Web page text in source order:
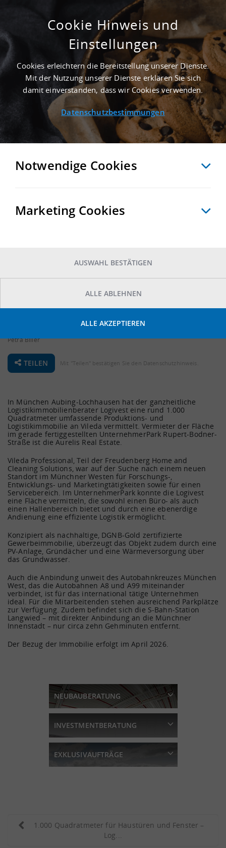
NEWS
Startseite
Neuer Standort im Münchner Westen – Logivest vermittelt
Logistikimmobilie an Vileda
NEUER STANDORT IM MÜNCHNER
WESTEN – LOGIVEST VERMITTELT
LOGISTIKIMMOBILIE AN VILEDA
Petra Biller
Mit "Teilen" bestätigen Sie den Datenschutzhinweis.
TEILEN
In München Aubing-Lochhausen hat der ganzheitliche
Logistikimmobilienberater Logivest eine rund 1.000
Quadratmeter umfassende Produktions- und
Logistikimmobilie an Vileda vermittelt. Vermieter der Fläche
im gerade fertiggestellten UnternehmerPark Rupert-Bodner-
Straße ist die Aurelis Real Estate.
Vileda Professional, Teil der Freudenberg Home and
Cleaning Solutions, war auf der Suche nach einem neuen
Standort im Münchner Westen für Forschungs-,
Entwicklungs- und Marketingtätigkeiten sowie für einen
Servicebereich. Im UnternehmerPark konnte die Logivest
eine Fläche vermitteln, die sowohl einen Büro- als auch
einen Hallenbereich bietet und durch eine ebenerdige
Andienung eine effiziente Logistik ermöglicht.
Konzipiert als nachhaltige, DGNB-Gold zertifizierte
Gewerbeimmobilie, überzeugt das Objekt zudem durch eine
PV-Anlage, Gründächer und eine Wärmeversorgung über
das Grundwasser.
Auch die Anbindung unweit des Autobahnkreuzes München
West, das die Autobahnen A8 und A99 miteinander
verbindet, ist für das international tätige Unternehmen
ideal. Für die Mitarbeitenden stehen ausreichend Parkplätze
zur Verfügung. Zudem befindet sich die S-Bahn-Station
Langwied – mit direkter Anbindung an die Münchner
Innenstadt – nur circa zehn Gehminuten entfernt.
Der Bezug der Immobilie erfolgt im April 2026.
Wir begleiten den Bau von
Logistikimmobilien, Lager-
und Gewerbehallen. Von der
Schlüsselübergabe. Wir
NEUBAUBERATUNG
Bauherr von
für Logistikimmobilien
beraten Sie gerne.
INVESTMENTBERATUNG
Vertrauen Sie auf unsere
Ihrer Logistikimmobilie.
Nehmen Sie Kontakt mit
unseren regionalen Experten
Vorgehen.
EXKLUSIVAUFTRÄGE
1.000 Quadratmeter für Haustüren und Fenster –
Log...
Cookie Hinweis und
Einstellungen
Cookies erleichtern die Bereitstellung unserer Dienste.
Mit der Nutzung unserer Dienste erklären Sie sich
damit einverstanden, dass wir Cookies verwenden.
Datenschutzbestimmungen
Notwendige Cookies
Marketing Cookies
AUSWAHL BESTÄTIGEN
ALLE ABLEHNEN
ALLE AKZEPTIEREN